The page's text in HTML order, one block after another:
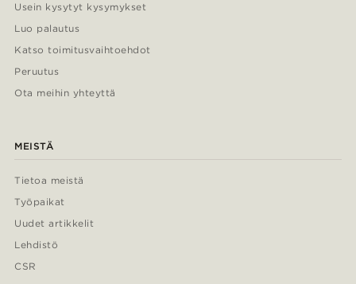
Usein kysytyt kysymykset
Luo palautus
Katso toimitusvaihtoehdot
Peruutus
Ota meihin yhteyttä
MEISTÄ
Tietoa meistä
Työpaikat
Uudet artikkelit
Lehdistö
CSR